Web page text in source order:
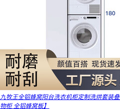
九牧王全铝蜂窝阳台洗衣机柜定制洗烘套装
物柜 全铝蜂窝板】